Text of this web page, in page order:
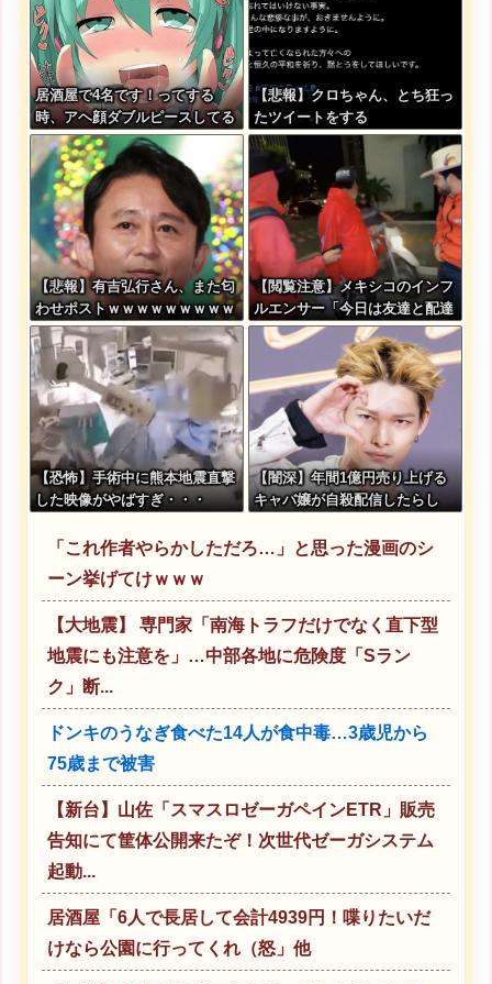
居酒屋で4名です！ってする
時、アヘ顔ダブルピースしてる
みたいになるの恥ずかしいんや
が
【悲報】クロちゃん、とち狂っ
たツイートをする
【悲報】有吉弘行さん、また匂
わせポストｗｗｗｗｗｗｗｗｗ
ｗｗｗｗｗｗｗｗ
【閲覧注意】メキシコのインフ
ルエンサー「今日は友達と配達
員のアルバイトを体験してみる
よ！！」←結果・・・
【恐怖】手術中に熊本地震直撃
した映像がやばすぎ・・・
【闇深】年間1億円売り上げる
キャバ嬢が自殺配信したらし
「これ作者やらかしただろ…」と思った漫画のシ
ーン挙げてけｗｗｗ
【大地震】 専門家「南海トラフだけでなく直下型
地震にも注意を」…中部各地に危険度「Sラン
ク」断...
ドンキのうなぎ食べた14人が食中毒…3歳児から
75歳まで被害
【新台】山佐「スマスロゼーガペインETR」販売
告知にて筐体公開来たぞ！次世代ゼーガシステム
起動...
居酒屋「6人で長居して会計4939円！喋りたいだ
けなら公園に行ってくれ（怒」他